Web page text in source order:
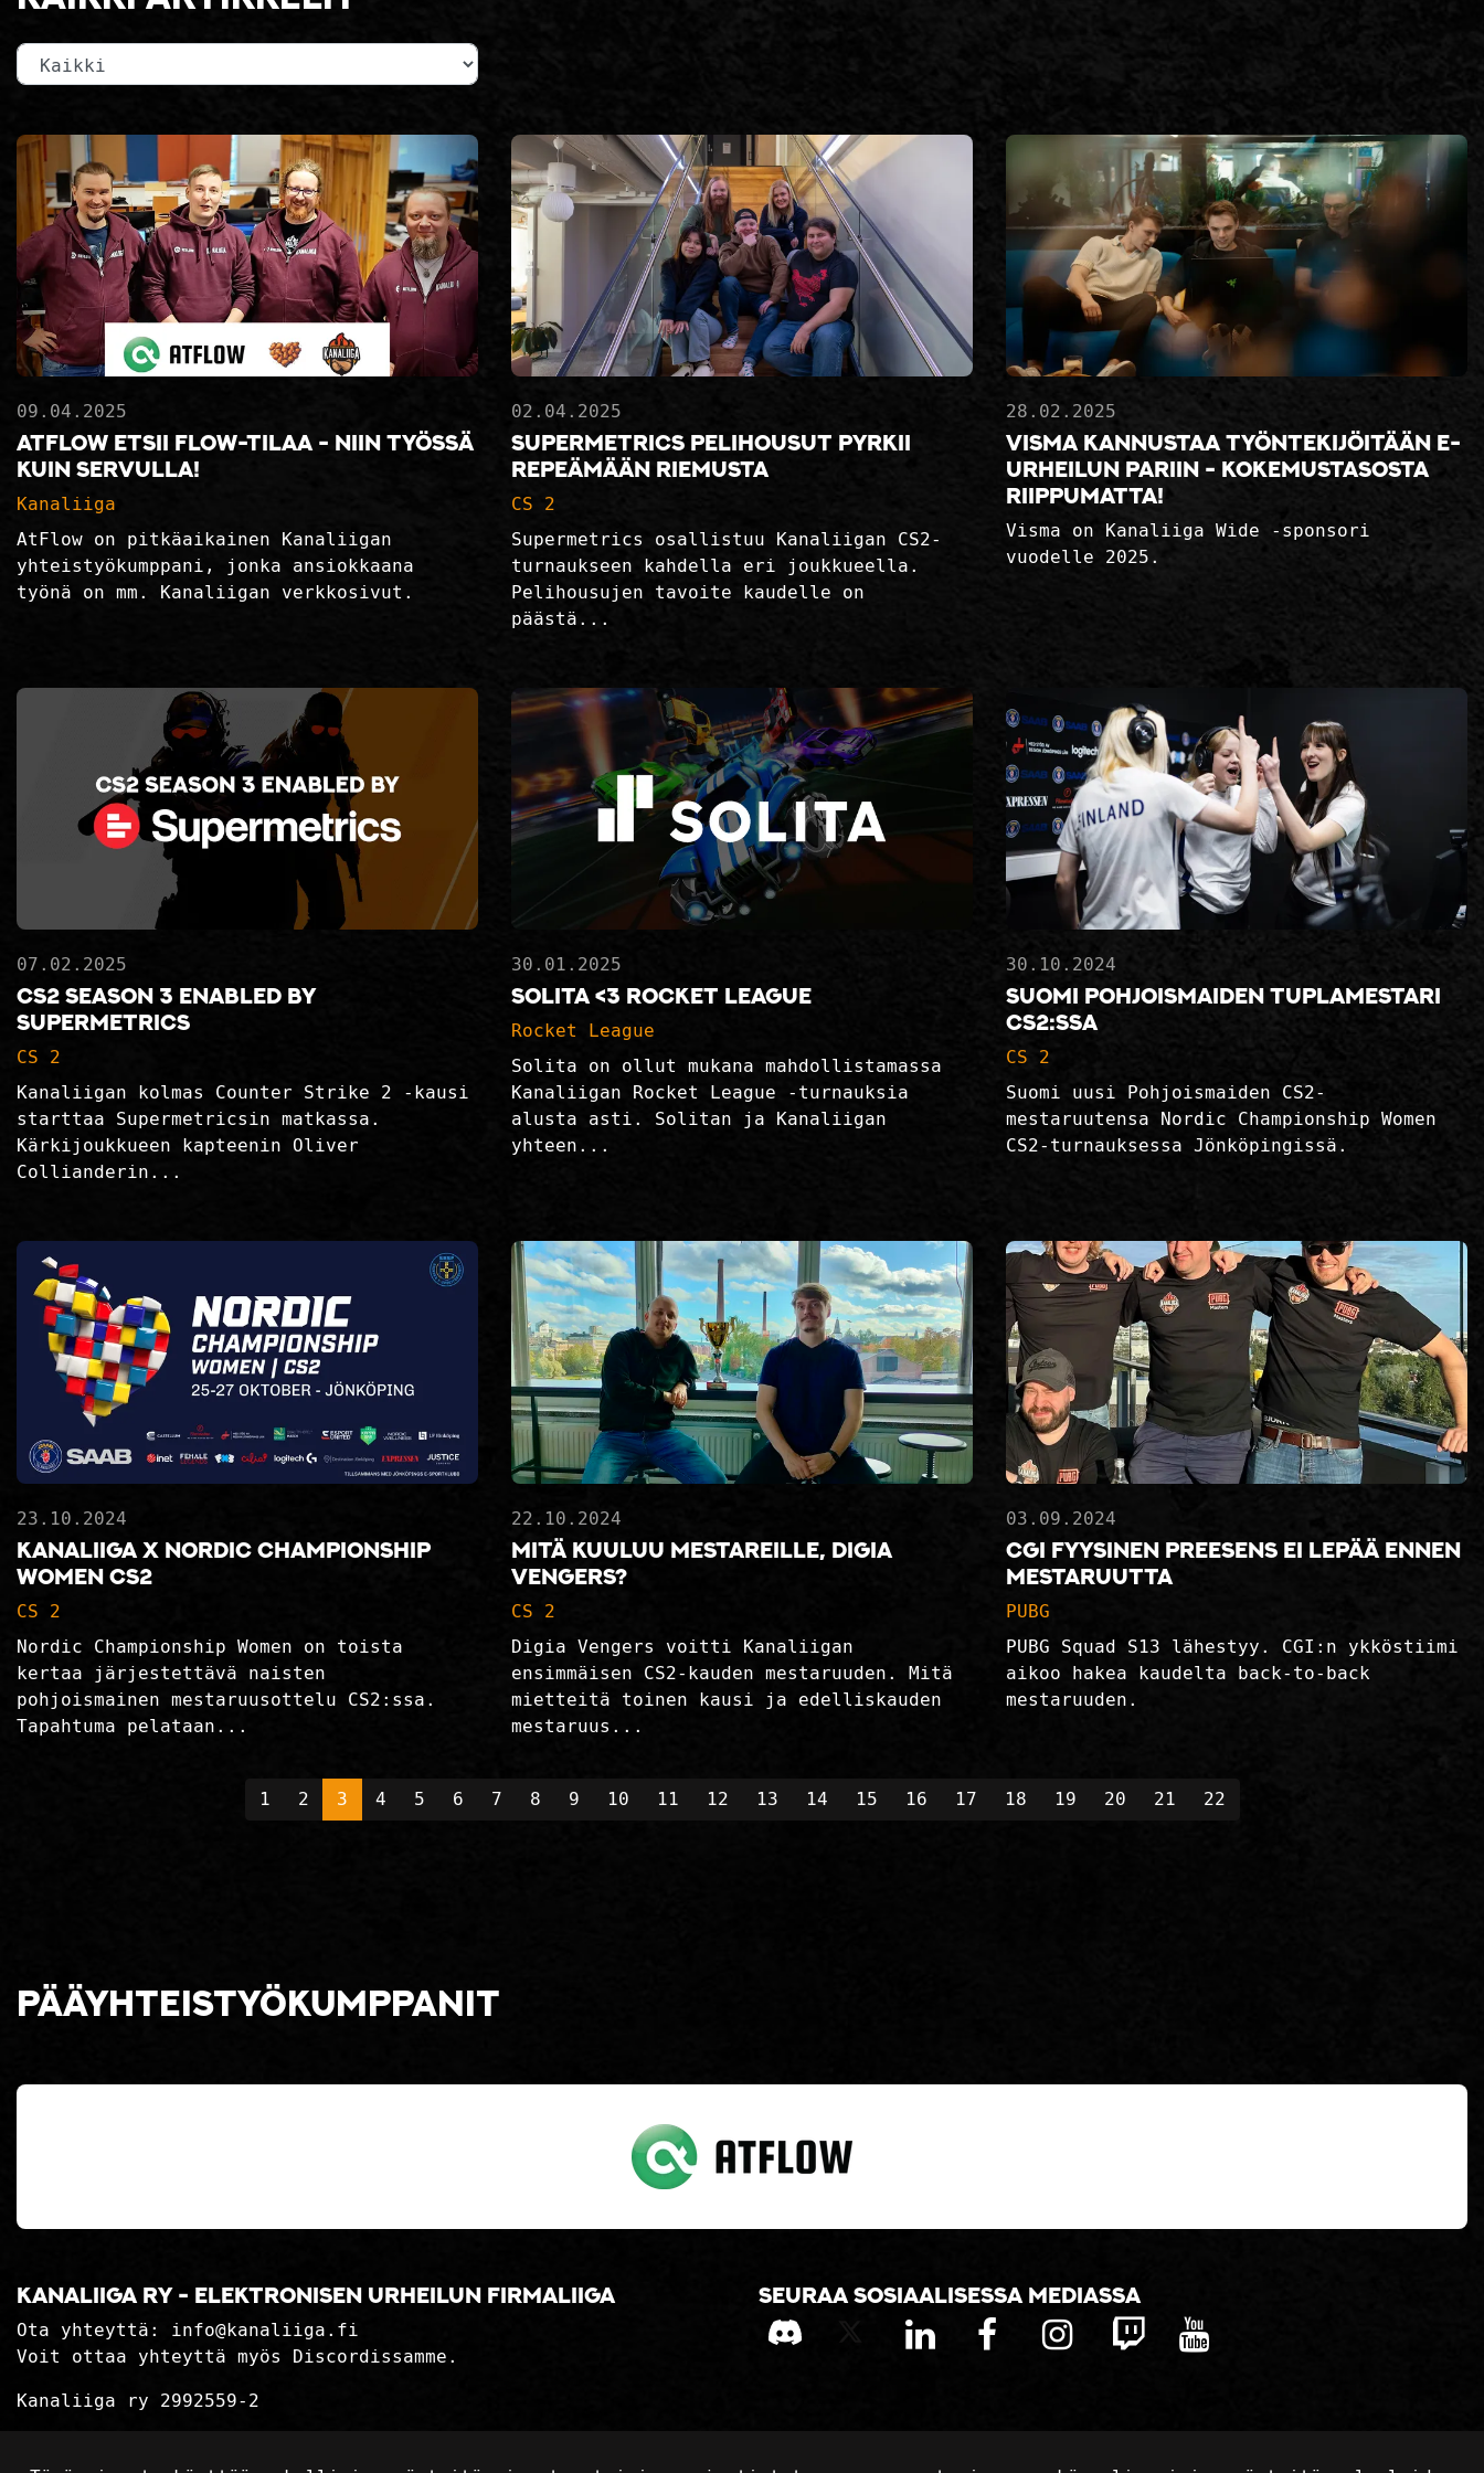
Kategoria
09.04.2025
AtFlow etsii flow-tilaa - niin työssä
kuin servulla!
Kanaliiga
AtFlow on pitkäaikainen Kanaliigan
yhteistyökumppani, jonka ansiokkaana
työnä on mm. Kanaliigan verkkosivut.
02.04.2025
Supermetrics Pelihousut pyrkii
repeämään riemusta
CS 2
Supermetrics osallistuu Kanaliigan CS2-
turnaukseen kahdella eri joukkueella.
Pelihousujen tavoite kaudelle on
päästä...
28.02.2025
Visma kannustaa työntekijöitään e-
urheilun pariin - kokemustasosta
riippumatta!
Visma on Kanaliiga Wide -sponsori
vuodelle 2025.
07.02.2025
CS2 Season 3 Enabled by
Supermetrics
CS 2
Kanaliigan kolmas Counter Strike 2 -kausi
starttaa Supermetricsin matkassa.
Kärkijoukkueen kapteenin Oliver
Collianderin...
30.01.2025
Solita <3 Rocket League
Rocket League
Solita on ollut mukana mahdollistamassa
Kanaliigan Rocket League -turnauksia
alusta asti. Solitan ja Kanaliigan
yhteen...
30.10.2024
Suomi Pohjoismaiden tuplamestari
CS2:ssa
CS 2
Suomi uusi Pohjoismaiden CS2-
mestaruutensa Nordic Championship Women
CS2-turnauksessa Jönköpingissä.
23.10.2024
Kanaliiga x Nordic Championship
Women CS2
CS 2
Nordic Championship Women on toista
kertaa järjestettävä naisten
pohjoismainen mestaruusottelu CS2:ssa.
Tapahtuma pelataan...
22.10.2024
Mitä kuuluu mestareille, Digia
Vengers?
CS 2
Digia Vengers voitti Kanaliigan
ensimmäisen CS2-kauden mestaruuden. Mitä
mietteitä toinen kausi ja edelliskauden
mestaruus...
03.09.2024
CGI Fyysinen Preesens ei lepää ennen
mestaruutta
PUBG
PUBG Squad S13 lähestyy. CGI:n ykköstiimi
aikoo hakea kaudelta back-to-back
mestaruuden.
1 2 3 4 5 6 7 8 9 10 11 12 13 14 15 16 17 18 19 20 21 22
Kanaliiga ry - elektronisen urheilun firmaliiga
Ota yhteyttä: info@kanaliiga.fi
Voit ottaa yhteyttä myös Discordissamme.
Kanaliiga ry 2992559-2
Seuraa sosiaalisessa mediassa
Pääyhteistyökumppanit